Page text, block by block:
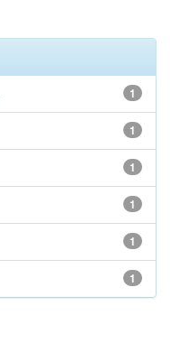
1
1
1
1
1
1